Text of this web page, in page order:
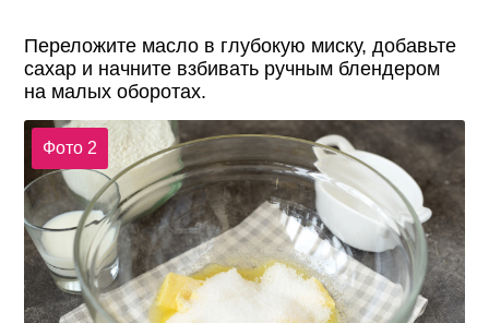
Переложите масло в глубокую миску, добавьте
сахар и начните взбивать ручным блендером
на малых оборотах.
Фото 2